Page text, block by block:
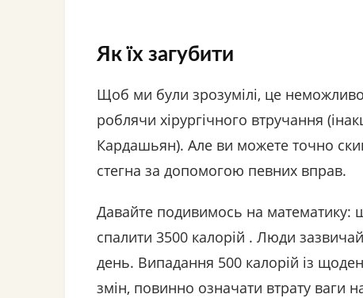
Як їх загубити
Щоб ми були зрозумілі, це неможливо
роблячи хірургічного втручання
Кардашьян). Але ви можете точно
стегна за допомогою певних вправ.
Давайте подивимось на математику:
спалити 3500 калорій . Люди
день. Випадання 500 калорій із
змін, повинно означати втрату ваги